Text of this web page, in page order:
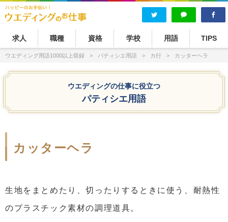
求人 職種 資格 学校 用語 TIPS
ウエディング用語1000以上収録 パティシエ用語 カ行 カッターヘラ
ウエディングの仕事に役立つ
パティシエ用語
カッターヘラ
生地をまとめたり、切ったりするときに使う、耐熱性
のプラスチック素材の調理道具。